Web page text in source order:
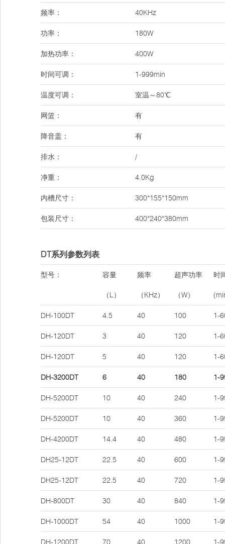
频率： 40KHz
功率： 180W
加热功率： 400W
时间可调： 1-999min
温度可调： 室温～80℃
网篮： 有
降音盖： 有
排水： /
净重： 4.0Kg
内槽尺寸： 300*155*150mm
包装尺寸： 400*240*380mm
DT系列参数列表
型号： 容量
（L）
频率
（KHz）
超声功率
（W）
时
DH-100DT 4.5 40 100 1-
DH-120DT 3 40 120 1-
DH-120DT 5 40 120 1-
DH-3200DT 6 40 180 1-
DH-5200DT 10 40 240 1-
DH-5200DT 10 40 360 1-
DH-4200DT 14.4 40 480 1-
DH25-12DT 22.5 40 600 1-
DH25-12DT 22.5 40 720 1-
DH-800DT 30 40 840 1-
DH-1000DT 54 40 1000 1-
DH-1200DT 70 40 1200 1-